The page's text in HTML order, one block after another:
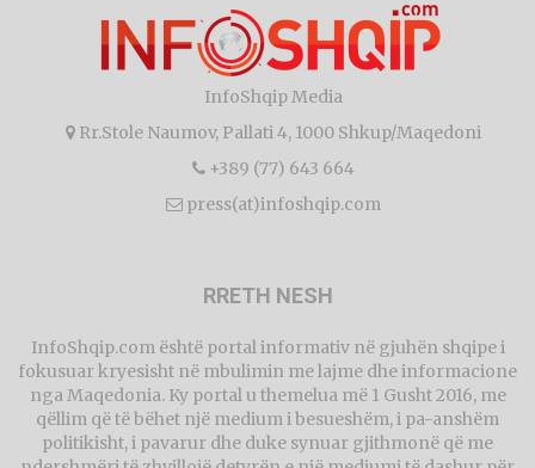
InfoShqip Media
Rr.Stole Naumov, Pallati 4, 1000 Shkup/Maqedoni
+389 (77) 643 664
press(at)infoshqip.com
RRETH NESH
InfoShqip.com është portal informativ në gjuhën shqipe i
fokusuar kryesisht në mbulimin me lajme dhe informacione
nga Maqedonia. Ky portal u themelua më 1 Gusht 2016, me
qëllim që të bëhet një medium i besueshëm, i pa-anshëm
politikisht, i pavarur dhe duke synuar gjithmonë që me